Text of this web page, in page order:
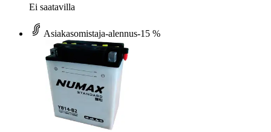
Ei saatavilla
Asiakasomistaja-alennus-15 %